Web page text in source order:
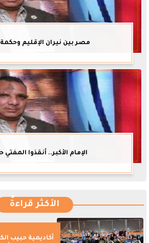
مصر بين نيران الإقليم وحكمة
الإمام الأكبر.. أنقذوا
الأكثر قراءةً
أكاديمية حبيب